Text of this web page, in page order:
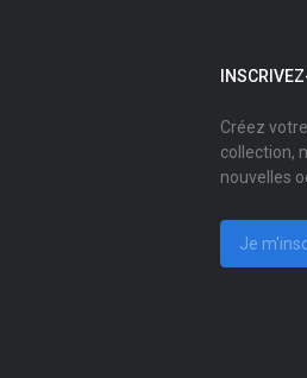
Créez
collection,
nouvelles
Je